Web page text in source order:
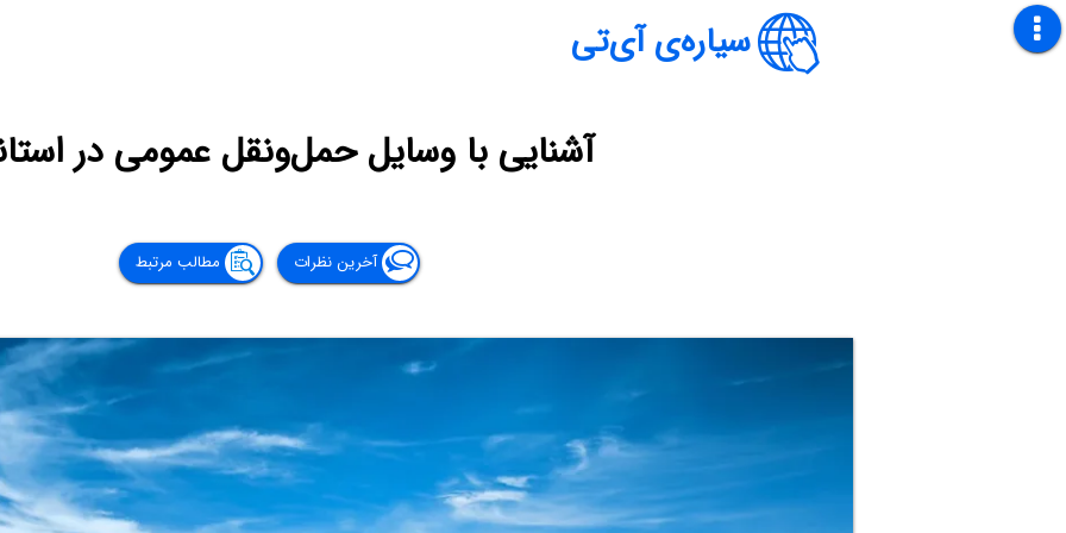
سیاره‌ی آی‌تی
آشنایی با وسایل حمل‌ونقل عمومی در
آخرین نظرات مطالب مرتبط